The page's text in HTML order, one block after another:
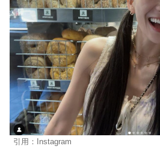
引用：Instagram